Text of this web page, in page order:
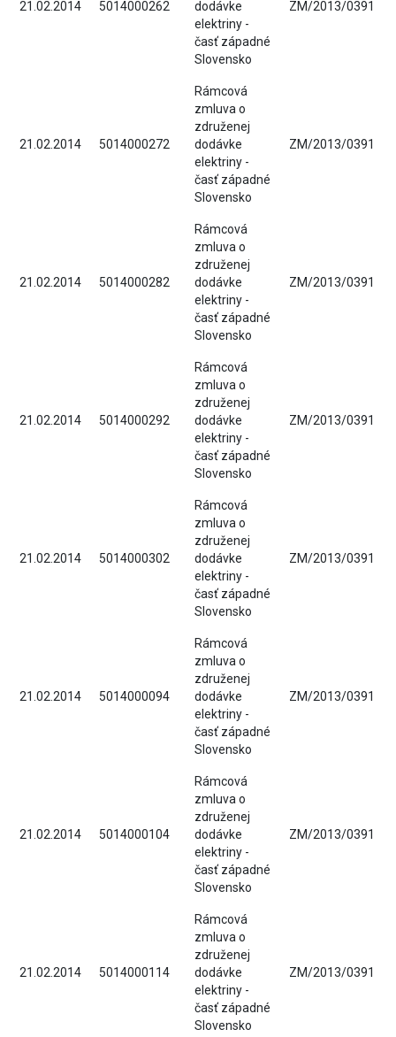
21.02.2014 5014000262
dodávke
elektriny -
časť západné
Slovensko
ZM/2013/0391
21.02.2014 5014000272
Rámcová
zmluva o
združenej
dodávke
elektriny -
časť západné
Slovensko
ZM/2013/0391
21.02.2014 5014000282
Rámcová
zmluva o
združenej
dodávke
elektriny -
časť západné
Slovensko
ZM/2013/0391
21.02.2014 5014000292
Rámcová
zmluva o
združenej
dodávke
elektriny -
časť západné
Slovensko
ZM/2013/0391
21.02.2014 5014000302
Rámcová
zmluva o
združenej
dodávke
elektriny -
časť západné
Slovensko
ZM/2013/0391
21.02.2014 5014000094
Rámcová
zmluva o
združenej
dodávke
elektriny -
časť západné
Slovensko
ZM/2013/0391
21.02.2014 5014000104
Rámcová
zmluva o
združenej
dodávke
elektriny -
časť západné
Slovensko
ZM/2013/0391
21.02.2014 5014000114
Rámcová
zmluva o
združenej
dodávke
elektriny -
časť západné
Slovensko
ZM/2013/0391